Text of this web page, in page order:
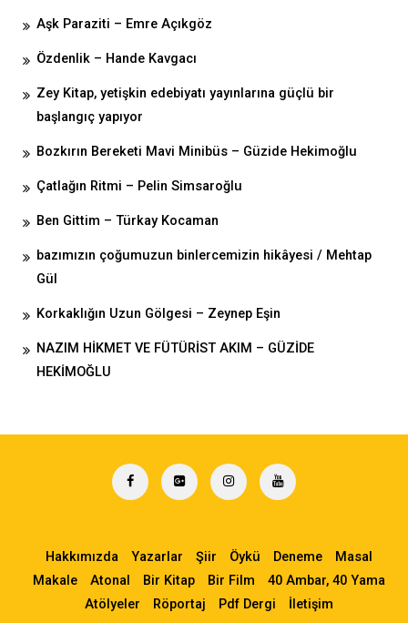
Aşk Paraziti – Emre Açıkgöz
Özdenlik – Hande Kavgacı
Zey Kitap, yetişkin edebiyatı yayınlarına güçlü bir
başlangıç yapıyor
Bozkırın Bereketi Mavi Minibüs – Güzide Hekimoğlu
Çatlağın Ritmi – Pelin Simsaroğlu
Ben Gittim – Türkay Kocaman
bazımızın çoğumuzun binlercemizin hikâyesi / Mehtap
Gül
Korkaklığın Uzun Gölgesi – Zeynep Eşin
NAZIM HİKMET VE FÜTÜRİST AKIM – GÜZİDE
HEKİMOĞLU
Hakkımızda Yazarlar Şiir Öykü Deneme
Masal
Makale
Atonal Bir Kitap Bir Film
40 Ambar, 40 Yama
Atölyeler
Röportaj Pdf Dergi İletişim